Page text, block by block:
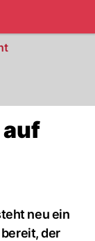
neu ein
der